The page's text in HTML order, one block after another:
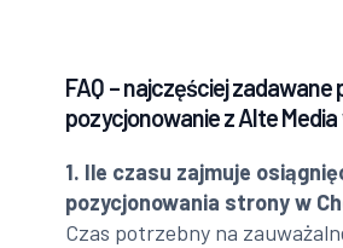
FAQ – najczęściej zadawane
pozycjonowanie z Alte Media
1. Ile czasu zajmuje
pozycjonowania strony w
Czas potrzebny na